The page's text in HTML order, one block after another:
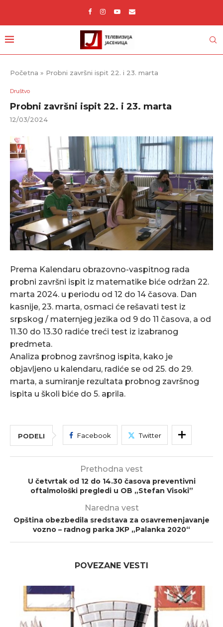
Početna » Probni završni ispit 22. i 23. marta
Društvo
Probni završni ispit 22. i 23. marta
12/03/2024
Prema Kalendaru obrazovno-vaspitnog rada
probni završni ispit iz matematike biće održan 22.
marta 2024. u periodu od 12 do 14 časova. Dan
kasnije, 23. marta, osmaci će rešavati test iz
srpskog / maternjeg jezika od 9 do 11 časova, a od
11.30 do 13.30 radiće treći test iz izabranog
predmeta.
Analiza probnog završnog ispita, kako je
objavljeno u kalendaru, radiće se od 25. do 29.
marta, a sumiranje rezultata probnog završnog
ispita u školi biće do 5. aprila.
PODELI Facebook Twitter
Prethodna vest
U četvrtak od 12 do 14.30 časova preventivni
oftalmološki pregledi u OB „Stefan Visoki”
Naredna vest
Opština obezbedila sredstava za osavremenjavanje
vozno – radnog parka JKP „Palanka 2020“
POVEZANE VESTI